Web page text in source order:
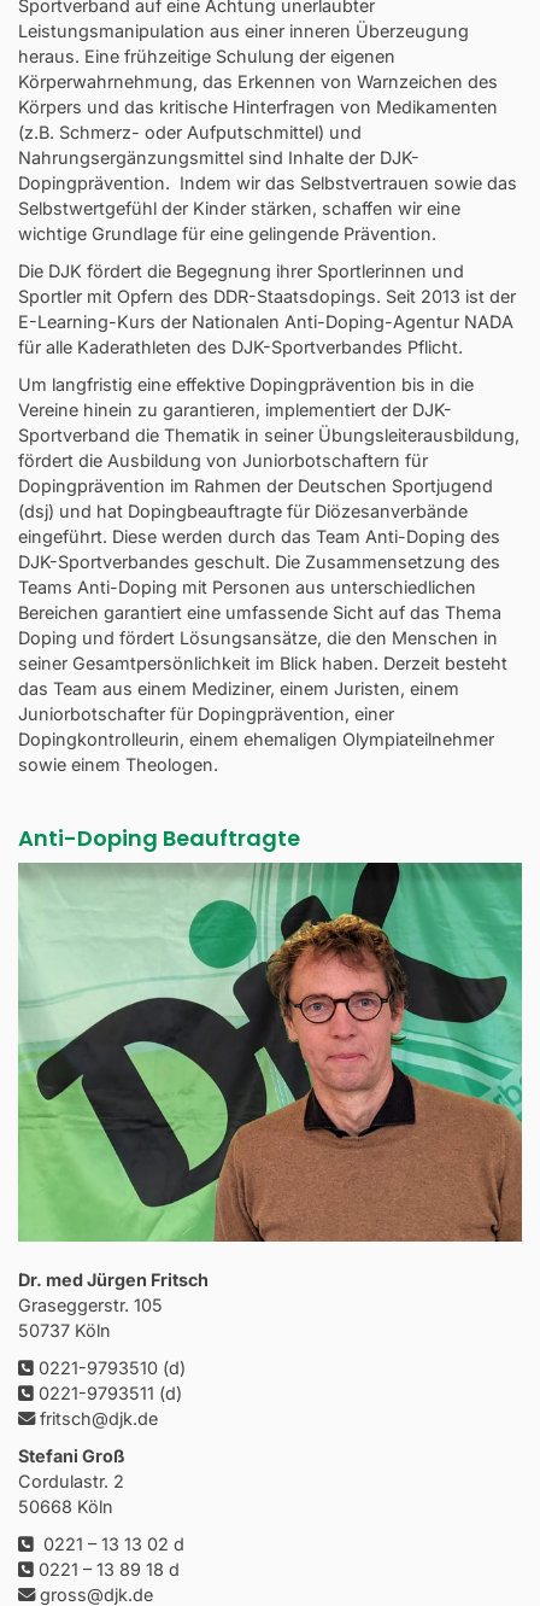
Sportverband auf eine Ächtung unerlaubter
Leistungsmanipulation aus einer inneren Überzeugung
heraus. Eine frühzeitige Schulung der eigenen
Körperwahrnehmung, das Erkennen von Warnzeichen des
Körpers und das kritische Hinterfragen von Medikamenten
(z.B. Schmerz- oder Aufputschmittel) und
Nahrungsergänzungsmittel sind Inhalte der DJK-
Dopingprävention. Indem wir das Selbstvertrauen sowie das
Selbstwertgefühl der Kinder stärken, schaffen wir eine
wichtige Grundlage für eine gelingende Prävention.
Die DJK fördert die Begegnung ihrer Sportlerinnen und
Sportler mit Opfern des DDR-Staatsdopings. Seit 2013 ist der
E-Learning-Kurs der Nationalen Anti-Doping-Agentur NADA
für alle Kaderathleten des DJK-Sportverbandes Pflicht.
Um langfristig eine effektive Dopingprävention bis in die
Vereine hinein zu garantieren, implementiert der DJK-
Sportverband die Thematik in seiner Übungsleiterausbildung,
fördert die Ausbildung von Juniorbotschaftern für
Dopingprävention im Rahmen der Deutschen Sportjugend
(dsj) und hat Dopingbeauftragte für Diözesanverbände
eingeführt. Diese werden durch das Team Anti-Doping des
DJK-Sportverbandes geschult. Die Zusammensetzung des
Teams Anti-Doping mit Personen aus unterschiedlichen
Bereichen garantiert eine umfassende Sicht auf das Thema
Doping und fördert Lösungsansätze, die den Menschen in
seiner Gesamtpersönlichkeit im Blick haben. Derzeit besteht
das Team aus einem Mediziner, einem Juristen, einem
Juniorbotschafter für Dopingprävention, einer
Dopingkontrolleurin, einem ehemaligen Olympiateilnehmer
sowie einem Theologen.
Anti-Doping Beauftragte
Dr. med Jürgen Fritsch
Graseggerstr. 105
50737 Köln
0221-9793510 (d)
0221-9793511 (d)
fritsch@djk.de
Stefani Groß
Cordulastr. 2
50668 Köln
0221 – 13 13 02 d
0221 – 13 89 18 d
gross@djk.de